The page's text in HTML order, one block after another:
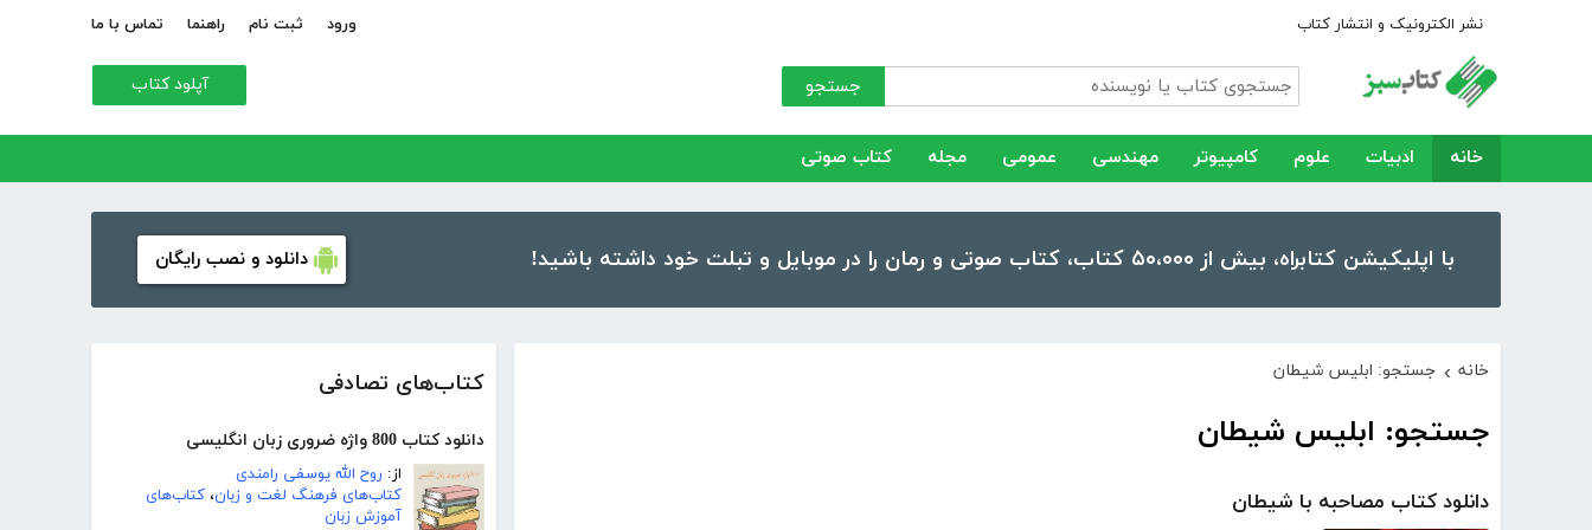
نشر الکترونیک و انتشار کتاب ورود ثبت نام راهنما تماس با ما
جستجو آپلود کتاب
خانه ادبیات علوم کامپیوتر مهندسی عمومی مجله کتاب صوتی
با اپلیکیشن کتابراه، بیش از ۵۰،۰۰۰ کتاب، کتاب صوتی و رمان را در موبایل و تبلت خود داشته باشید! دانلود و نصب رایگان
کتاب‌های تصادفی
دانلود کتاب 800 واژه ضروری زبان انگلیسی
از: روح الله یوسفی رامندی
کتاب‌های فرهنگ لغت و زبان، کتاب‌های
آموزش زبان
خانه › جستجو: ابلیس شیطان
جستجو: ابلیس شیطان
دانلود کتاب مصاحبه با شیطان